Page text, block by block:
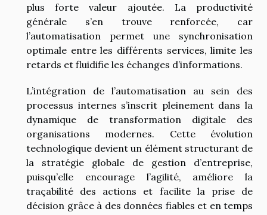
plus forte valeur ajoutée. La productivité
générale s’en trouve renforcée, car
l’automatisation permet une synchronisation
optimale entre les différents services, limite les
retards et fluidifie les échanges d’informations.
L’intégration de l’automatisation au sein des
processus internes s’inscrit pleinement dans la
dynamique de transformation digitale des
organisations modernes. Cette évolution
technologique devient un élément structurant de
la stratégie globale de gestion d’entreprise,
puisqu’elle encourage l’agilité, améliore la
traçabilité des actions et facilite la prise de
décision grâce à des données fiables et en temps